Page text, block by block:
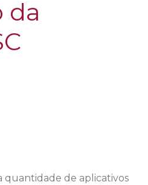
da
quantidade de aplicativos